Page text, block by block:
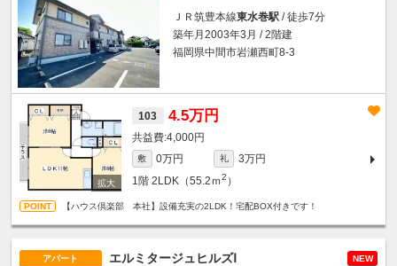
ＪＲ筑豊本線東水巻駅 / 徒歩7分
築年月2003年3月 / 2階建
福岡県中間市岩瀬西町8-3
103 4.5万円
4,000円
敷 0万円 礼
3万円
1階 2LDK（55.2ｍ2 ）
【ハウス倶楽部 本社】設備充実の2LDK！宅配BOX付きです！
アパート エルミタージュヒルズⅠ NEW